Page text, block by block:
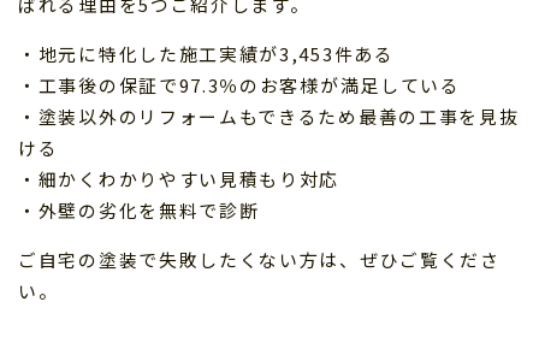
・地元に特化した施工実績が3,453件ある
・工事後の保証で97.3％のお客様が満足している
・塗装以外のリフォームもできるため最善の工事を見抜
ける
・細かくわかりやすい見積もり対応
・外壁の劣化を無料で診断
ご自宅の塗装で失敗したくない方は、ぜひご覧くださ
い。